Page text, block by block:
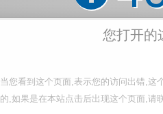
您打开的
当您看到这个页面,表示您的访问出错,这
的,如果是在本站点击后出现这个页面,请